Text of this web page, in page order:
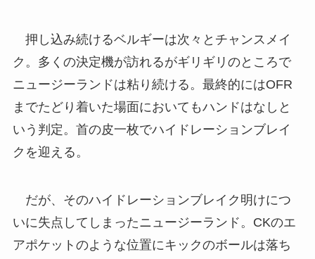
押し込み続けるベルギーは次々とチャンスメイ
ク。多くの決定機が訪れるがギリギリのところで
ニュージーランドは粘り続ける。最終的にはOFR
までたどり着いた場面においてもハンドはなしと
いう判定。首の皮一枚でハイドレーションブレイ
クを迎える。
だが、そのハイドレーションブレイク明けにつ
いに失点してしまったニュージーランド。CKのエ
アポケットのような位置にキックのボールは落ち